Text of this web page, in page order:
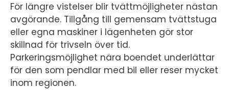
För längre vistelser blir tvättmöjligheter nästan
avgörande. Tillgång till gemensam tvättstuga
eller egna maskiner i lägenheten gör stor
skillnad för trivseln över tid.
Parkeringsmöjlighet nära boendet underlättar
för den som pendlar med bil eller reser mycket
inom regionen.